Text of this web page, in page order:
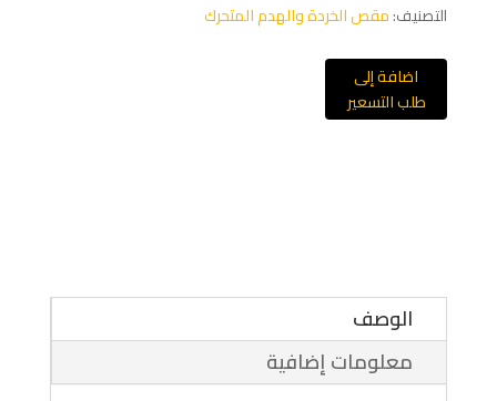
التصنيف:مقص الخردة والهدم المتحرك
اضافة إلى
طلب التسعير
الوصف
معلومات إضافية